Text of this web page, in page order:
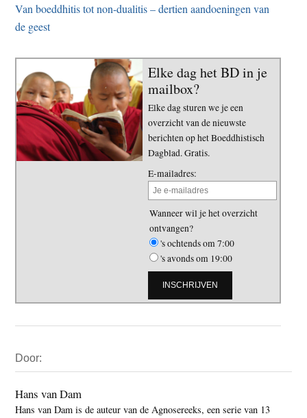
Van boeddhitis tot non-dualitis – dertien aandoeningen van
de geest
Elke dag het BD in je
mailbox?
Elke dag sturen we je een
overzicht van de nieuwste
berichten op het Boeddhistisch
Dagblad. Gratis.
E-mailadres:
Wanneer wil je het overzicht
ontvangen?
's ochtends om 7:00
's avonds om 19:00
Sidebar
Door:
Hans van Dam
Hans van Dam is de auteur van de Agnosereeks, een serie van 13